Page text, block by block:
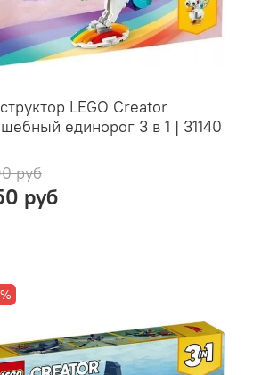
LEGO Creator
единорог 3 в 1 | 31140
руб
руб